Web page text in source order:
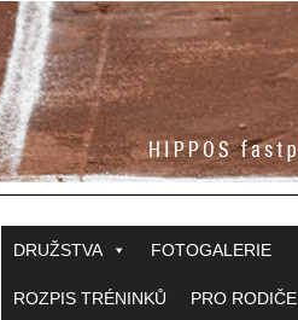
DRUŽSTVA FOTOGALERIE
ROZPIS TRÉNINKŮ PRO RODIČE